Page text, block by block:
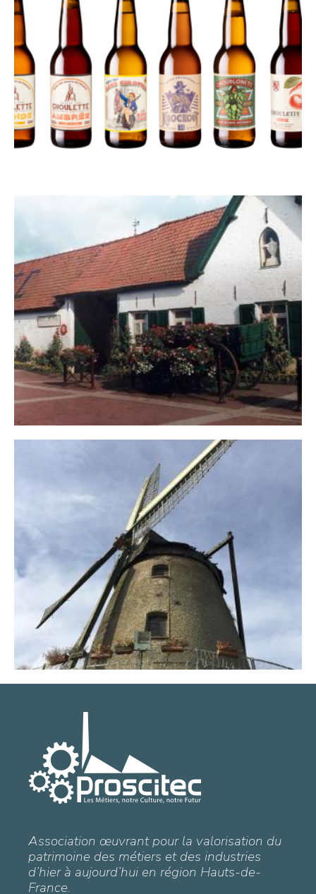
Association œuvrant pour la valorisation du
patrimoine des métiers et des industries
d’hier à aujourd’hui en région Hauts-de-
France.